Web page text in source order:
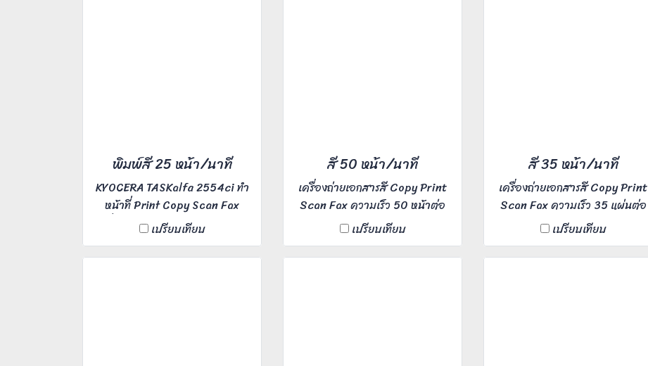
พิมพ์สี 25 หน้า/นาที
KYOCERA TASKalfa 2554ci ทำ
หน้าที่ Print Copy Scan Fax
เครื่องอึด ถึก ทนทาน สีภาพคมชัด
PrinterBkk การันตี ความละเอียด
งานพิมพ์ 1,200x1,200 dpi
เปรียบเทียบ
สี 50 หน้า/นาที
เครื่องถ่ายเอกสารสี Copy Print
Scan Fax ความเร็ว 50 หน้าต่อ
นาที เหมาะสำหรับ Office ขนาด
กลาง ผู้ใช้งาน 5-20 คน
เปรียบเทียบ
สี 35 หน้า/นาที
เครื่องถ่ายเอกสารสี Copy Print
Scan Fax ความเร็ว 35 แผ่นต่อ
นาที เหมาะสำหรับ Office ขนาด
กลาง ผู้ใช้งาน 5-20 คน
เปรียบเทียบ